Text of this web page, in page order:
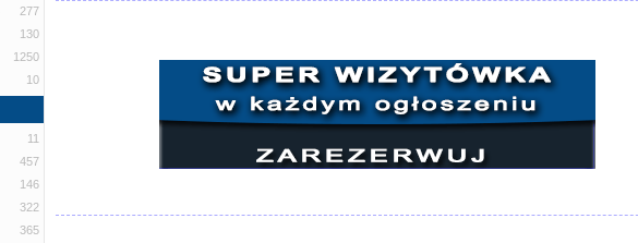
277
130
1250
10
11
457
146
322
365